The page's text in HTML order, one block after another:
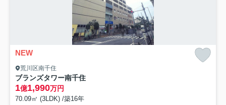
NEW
荒川区南千住
ブランズタワー南千住
1億1,990万円
70.09㎡ (3LDK) /築16年